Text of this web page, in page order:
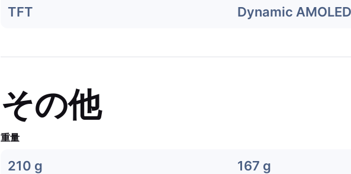
TFT Dynamic
その他
重量
210 g 167 g